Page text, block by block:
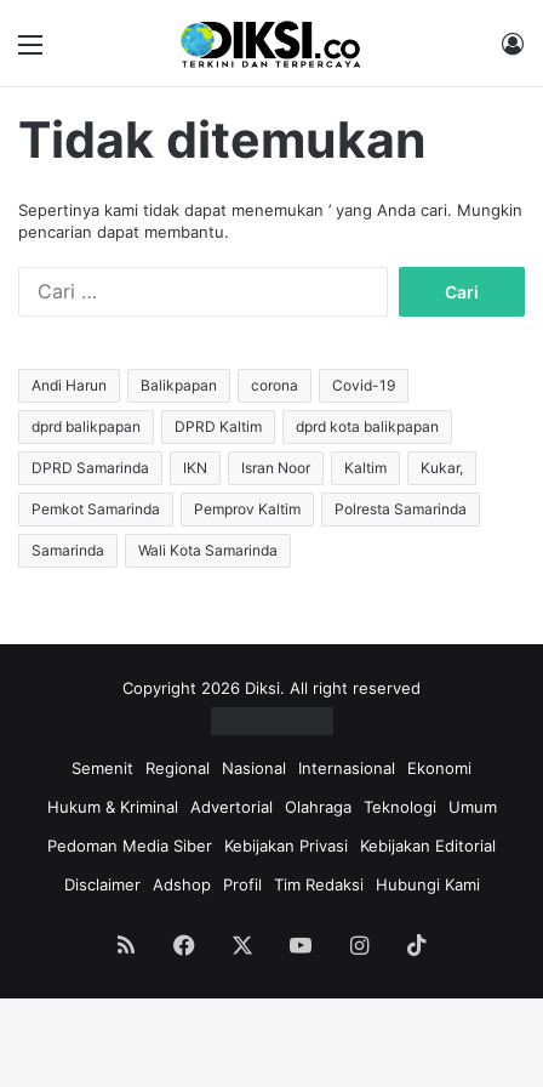
Tidak ditemukan
Sepertinya kami tidak dapat menemukan ’ yang Anda cari. Mungkin
pencarian dapat membantu.
u
n
t
u
k
:
Andi Harun Balikpapan corona Covid-19
dprd balikpapan DPRD Kaltim dprd kota balikpapan
DPRD Samarinda IKN Isran Noor Kaltim Kukar,
Pemkot Samarinda Pemprov Kaltim Polresta Samarinda
Samarinda Wali Kota Samarinda
Copyright 2026 Diksi. All right reserved
Semenit Regional Nasional Internasional
Ekonomi
Hukum & Kriminal
Advertorial Olahraga Teknologi
Umum
Pedoman Media Siber
Kebijakan Privasi
Kebijakan Editorial
Disclaimer
Adshop Profil Tim Redaksi Hubungi Kami
RSS Facebook YouTubeInstagram